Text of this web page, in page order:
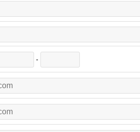
-